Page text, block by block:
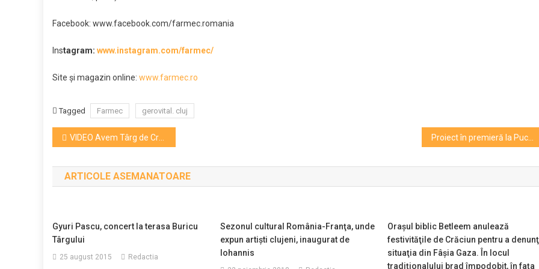
Facebook: www.facebook.com/farmec.romania
Instagram: www.instagram.com/farmec/
Site şi magazin online: www.farmec.ro
Tagged Farmec gerovital. cluj
Navigare
în
articole
VIDEO Avem Târg de Crăciun, urmează patinoarul
ARTICOLE ASEMANATOARE
Gyuri Pascu, concert la terasa Buricu
Târgului
25 august 2015 Redactia
Sezonul cultural România-Franţa, unde
expun artiști clujeni, inaugurat de
Iohannis
Oraşul biblic Betleem anulează
festivităţile de Crăciun pentru a
situaţia din Fâşia Gaza. În locul
tradiţionalului brad împodobit, în faţa